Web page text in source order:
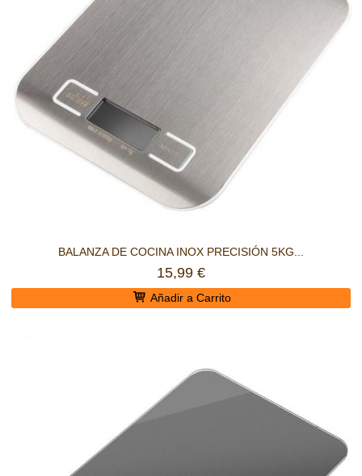
BALANZA DE COCINA INOX PRECISIÓN 5KG...
15,99 €
Añadir a Carrito